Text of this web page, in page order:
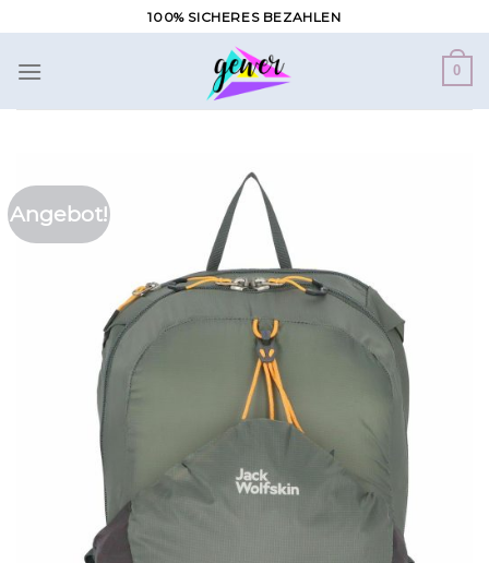
Inhalt
springen
100% SICHERES BEZAHLEN
0
Angebot!